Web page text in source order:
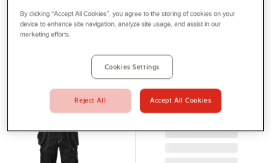
Bli kund
Serviceverkstad
Företagsprofilering
Movab
Piratbyxa
Top Swede
233
SVART C50
TOPSWEDE
233015005C050
By clicking “Accept All Cookies”, you agree to the storing of cookies on your
device to enhance site navigation, analyze site usage, and assist in our
marketing efforts.
Cookies Settings
Reject All Accept All Cookies